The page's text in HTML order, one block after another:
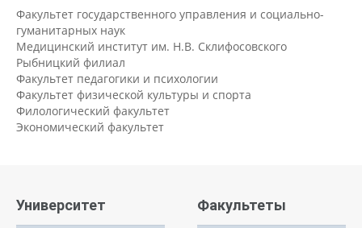
Факультет государственного управления и социально-
гуманитарных наук
Медицинский институт им. Н.В. Склифосовского
Рыбницкий филиал
Факультет педагогики и психологии
Факультет физической культуры и спорта
Филологический факультет
Экономический факультет
Университет Факультеты